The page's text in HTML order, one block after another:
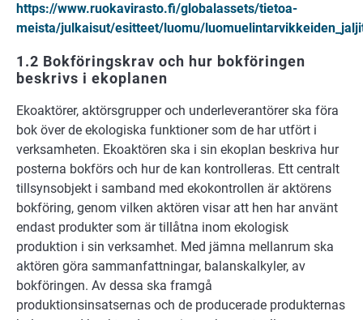
https://www.ruokavirasto.fi/globalassets/tietoa-
meista/julkaisut/esitteet/luomu/
1.2 Bokföringskrav och hur bokföringen
beskrivs i ekoplanen
Ekoaktörer, aktörsgrupper och underleverantörer ska föra
bok över de ekologiska funktioner som de har utfört i
verksamheten. Ekoaktören ska i sin ekoplan beskriva hur
posterna bokförs och hur de kan kontrolleras. Ett centralt
tillsynsobjekt i samband med ekokontrollen är aktörens
bokföring, genom vilken aktören visar att hen har använt
endast produkter som är tillåtna inom ekologisk
produktion i sin verksamhet. Med jämna mellanrum ska
aktören göra sammanfattningar, balanskalkyler, av
bokföringen. Av dessa ska framgå
produktionsinsatsernas och de producerade produkternas